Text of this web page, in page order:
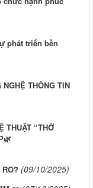
phát triển bền
THÔNG TIN
THUẬT “THỞ
(09/10/2025)